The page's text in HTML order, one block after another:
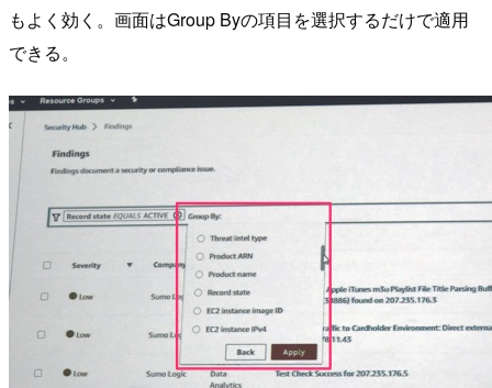
もよく効く。画面はGroup Byの項目を選択するだけで適用
できる。